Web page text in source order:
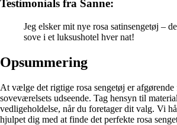
Testimonials fra Sanne:
Jeg elsker mit nye rosa satinsengetøj –
sove i et luksushotel hver nat!
Opsummering
At vælge det rigtige rosa sengetøj er
soveværelsets udseende. Tag hensyn til
vedligeholdelse, når du foretager dit valg. Vi
hjulpet dig med at finde det perfekte rosa